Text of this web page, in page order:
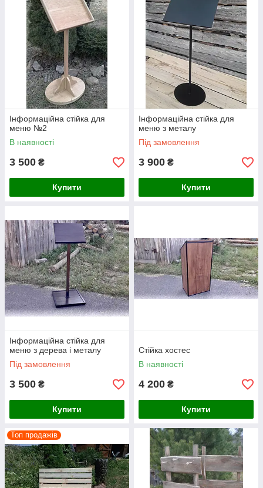
Інформаційна стійка для
меню №2
В наявності
3 500 ₴
Купити
Інформаційна стійка для
меню з металу
Під замовлення
3 900 ₴
Купити
Інформаційна стійка для
меню з дерева і металу
Під замовлення
3 500 ₴
Купити
Стійка хостес
В наявності
4 200 ₴
Купити
Топ продажів